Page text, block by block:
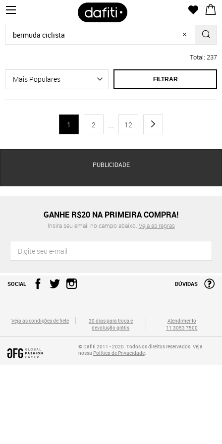
Total: 237
FILTRAR
1 2 ... 12
PUBLICIDADE
GANHE R$20 NA PRIMEIRA COMPRA!
Insira seu email no campo abaixo. Veja as regras
SOCIAL DÚVIDAS
Veja as condições de frete
30 dias para troca e
devolução grátis
Atendimento
11 3053 7500
© Dafiti 2011 - 2020. Todos os direitos reservados. Veja
nossa Política de Privacidade.